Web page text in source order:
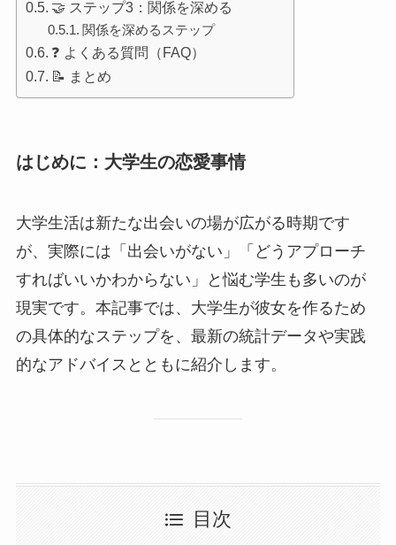
🤝 ステップ3：関係を深める
関係を深めるステップ
❓ よくある質問（FAQ）
📝 まとめ
はじめに：大学生の恋愛事情
大学生活は新たな出会いの場が広がる時期です
が、実際には「出会いがない」「どうアプローチ
すればいいかわからない」と悩む学生も多いのが
現実です。本記事では、大学生が彼女を作るため
の具体的なステップを、最新の統計データや実践
的なアドバイスとともに紹介します。
目次